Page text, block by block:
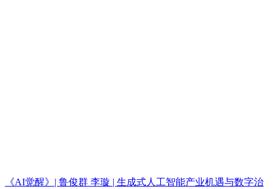
《AI觉醒》| 鲁俊群 李璇 | 生成式人工智能产业机遇与数字治